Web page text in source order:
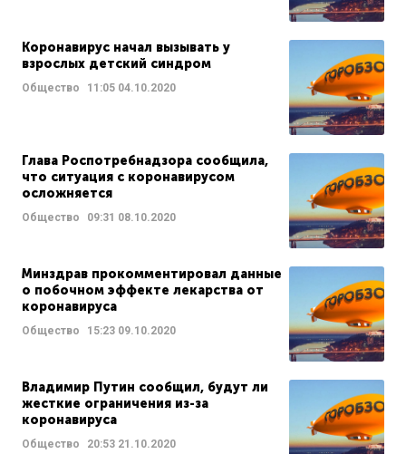
Коронавирус начал вызывать у
взрослых детский синдром
Общество 11:05 04.10.2020
Глава Роспотребнадзора сообщила,
что ситуация с коронавирусом
осложняется
Общество 09:31 08.10.2020
Минздрав прокомментировал данные
о побочном эффекте лекарства от
коронавируса
Общество 15:23 09.10.2020
Владимир Путин сообщил, будут ли
жесткие ограничения из-за
коронавируса
Общество 20:53 21.10.2020